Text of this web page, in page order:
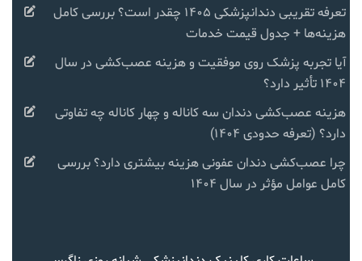
تعرفه تقریبی دندانپزشکی ۱۴۰۵ چقدر است؟ بررسی کامل
هزینه‌ها + جدول قیمت خدمات
آیا تجربه پزشک روی موفقیت و هزینه عصب‌کشی در سال
۱۴۰۴ تأثیر دارد؟
هزینه عصب‌کشی دندان سه کاناله و چهار کاناله چه تفاوتی
دارد؟ (تعرفه حدودی ۱۴۰۴)
چرا عصب‌کشی دندان عفونی هزینه بیشتری دارد؟ بررسی
کامل عوامل مؤثر در سال ۱۴۰۴